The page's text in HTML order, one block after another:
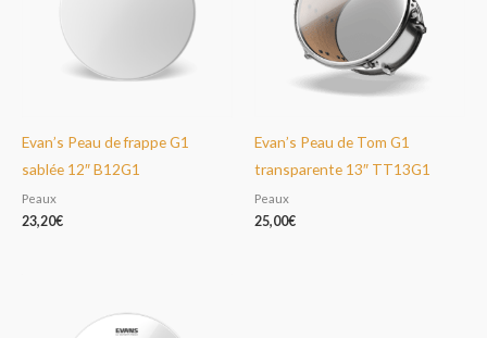
Evan’s Peau de frappe G1
sablée 12″ B12G1
Peaux
23,20€
Evan’s Peau de Tom G1
transparente 13″ TT13G1
Peaux
25,00€